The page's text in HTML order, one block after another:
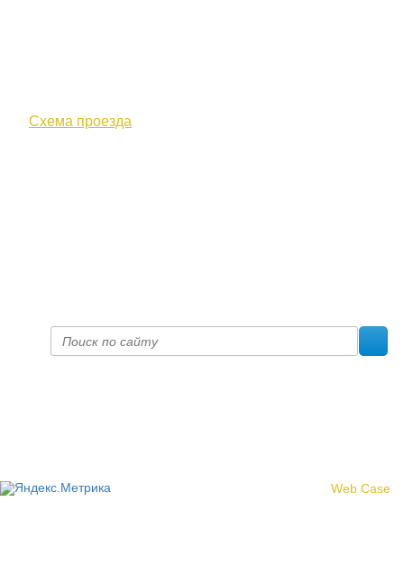
Схема проезда
Web Case